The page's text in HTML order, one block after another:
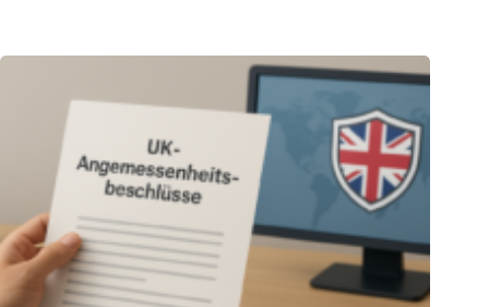
2025:
was
müssen